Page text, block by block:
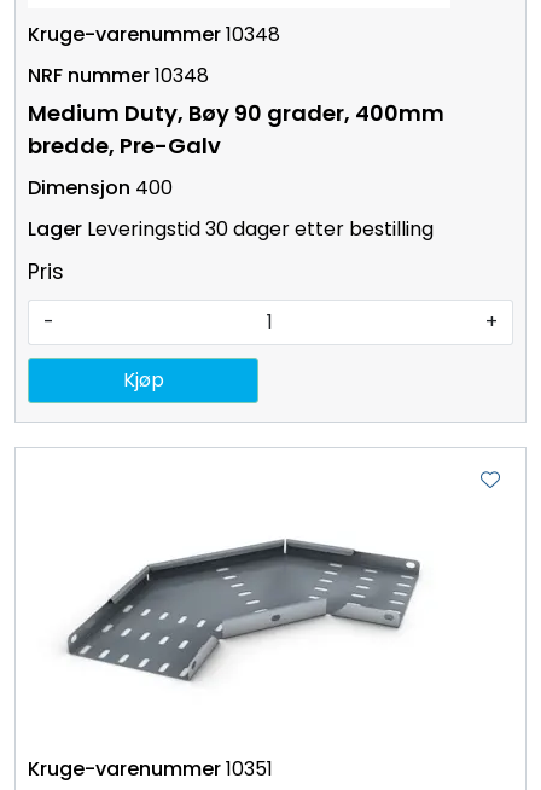
10348
10348
Medium Duty, Bøy 90 grader, 400mm
bredde, Pre-Galv
400
Leveringstid 30 dager etter bestilling
Pris
- +
Kjøp
10351